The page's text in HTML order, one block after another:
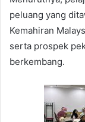
peluang yang
Kemahiran
serta prospek
berkembang.